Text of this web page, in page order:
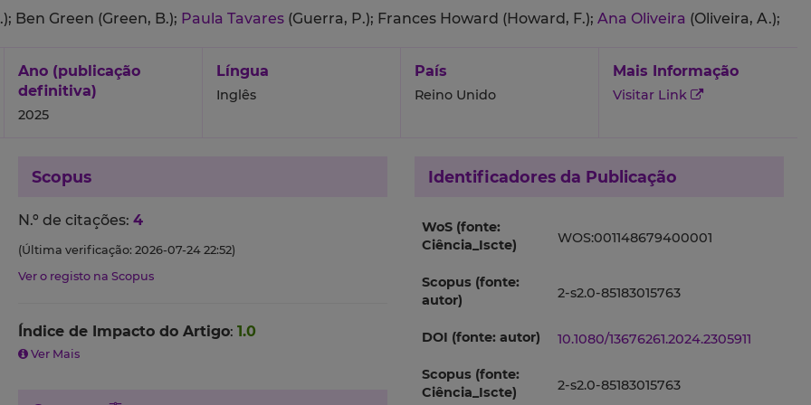
Ben Green (Green, B.); Paula Tavares (Guerra, P.); Frances Howard (Howard, F.); Ana Oliveira (Oliveira, A.);
Ano (publicação
definitiva)
2025
Língua
Inglês
País
Reino Unido
Mais Informação
Visitar Link
Scopus
N.º de citações: 4
(Última verificação: 2026-07-24 22:52)
Ver o registo na Scopus
Índice de Impacto do Artigo: 1.0
Ver Mais
Identificadores da Publicação
WoS (fonte:
Ciência_Iscte)
WOS:001148679400001
Scopus (fonte:
autor)
2-s2.0-85183015763
DOI (fonte: autor) 10.1080/13676261.2024.2305911
Scopus (fonte:
Ciência_Iscte)
2-s2.0-85183015763